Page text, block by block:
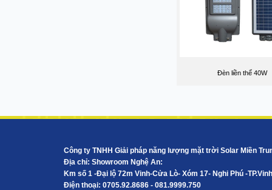
Đèn liền thể 40W
Công ty TNHH Giải pháp năng lượng mặt trời Solar Miền
Địa chỉ: Showroom Nghệ An:
Km số 1 -Đại lộ 72m Vinh-Cửa Lò- Xóm 17- Nghi Phú -TP.Vinh
Điện thoại: 0705.92.8686 - 081.9999.750